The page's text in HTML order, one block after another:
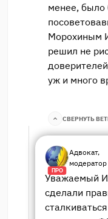
менее, было
Морохиным
решил не
уж и много
СВЕРНУТЬ
ПРО
Адвокат,
модератор
Уважаемый
сделали